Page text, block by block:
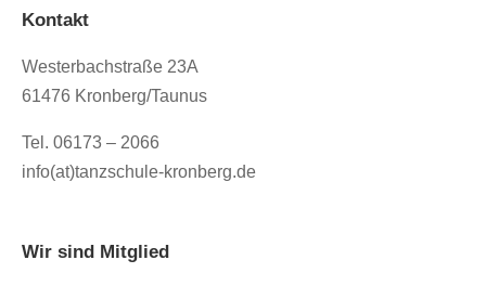
Kontakt
Westerbachstraße 23A
61476 Kronberg/Taunus
Tel. 06173 – 2066
info(at)tanzschule-kronberg.de
Wir sind Mitglied